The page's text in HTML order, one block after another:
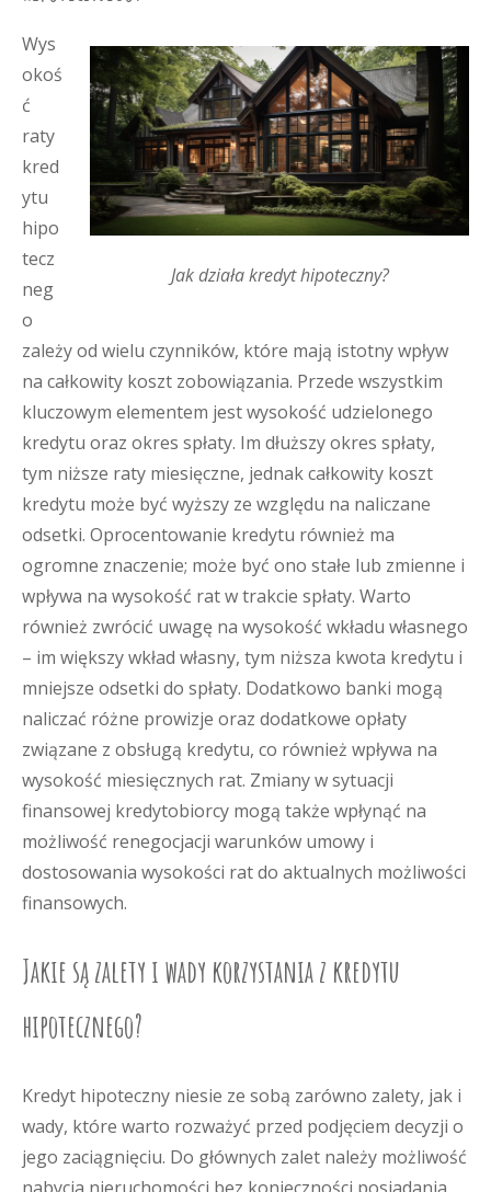
Jak działa kredyt hipoteczny?
Wys
okoś
ć
raty
kred
ytu
hipo
tecz
neg
o
zależy od wielu czynników, które mają istotny wpływ
na całkowity koszt zobowiązania. Przede wszystkim
kluczowym elementem jest wysokość udzielonego
kredytu oraz okres spłaty. Im dłuższy okres spłaty,
tym niższe raty miesięczne, jednak całkowity koszt
kredytu może być wyższy ze względu na naliczane
odsetki. Oprocentowanie kredytu również ma
ogromne znaczenie; może być ono stałe lub zmienne i
wpływa na wysokość rat w trakcie spłaty. Warto
również zwrócić uwagę na wysokość wkładu własnego
– im większy wkład własny, tym niższa kwota kredytu i
mniejsze odsetki do spłaty. Dodatkowo banki mogą
naliczać różne prowizje oraz dodatkowe opłaty
związane z obsługą kredytu, co również wpływa na
wysokość miesięcznych rat. Zmiany w sytuacji
finansowej kredytobiorcy mogą także wpłynąć na
możliwość renegocjacji warunków umowy i
dostosowania wysokości rat do aktualnych możliwości
finansowych.
Jakie są zalety i wady korzystania z kredytu
hipotecznego?
Kredyt hipoteczny niesie ze sobą zarówno zalety, jak i
wady, które warto rozważyć przed podjęciem decyzji o
jego zaciągnięciu. Do głównych zalet należy możliwość